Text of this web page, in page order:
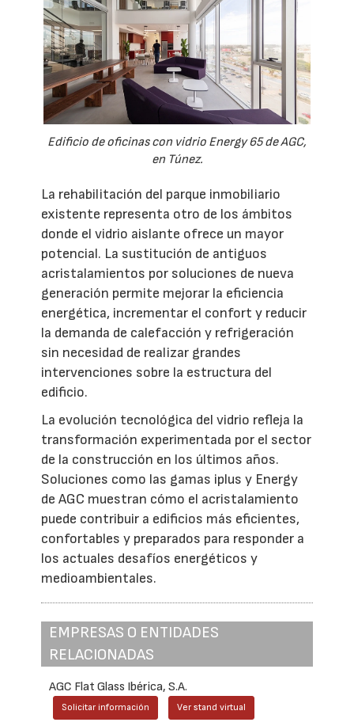
Edificio de oficinas con vidrio Energy 65 de AGC,
en Túnez.
La rehabilitación del parque inmobiliario
existente representa otro de los ámbitos
donde el vidrio aislante ofrece un mayor
potencial. La sustitución de antiguos
acristalamientos por soluciones de nueva
generación permite mejorar la eficiencia
energética, incrementar el confort y reducir
la demanda de calefacción y refrigeración
sin necesidad de realizar grandes
intervenciones sobre la estructura del
edificio.
La evolución tecnológica del vidrio refleja la
transformación experimentada por el sector
de la construcción en los últimos años.
Soluciones como las gamas iplus y Energy
de AGC muestran cómo el acristalamiento
puede contribuir a edificios más eficientes,
confortables y preparados para responder a
los actuales desafíos energéticos y
medioambientales.
EMPRESAS O ENTIDADES
RELACIONADAS
AGC Flat Glass Ibérica, S.A.
Solicitar información Ver stand virtual